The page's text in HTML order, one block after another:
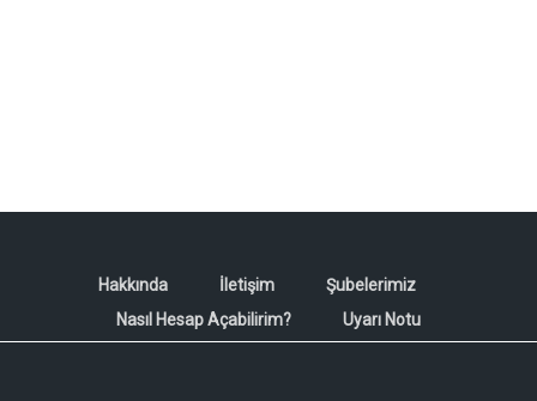
Hakkında İletişim
Şubelerimiz
Nasıl Hesap Açabilirim?
Uyarı Notu